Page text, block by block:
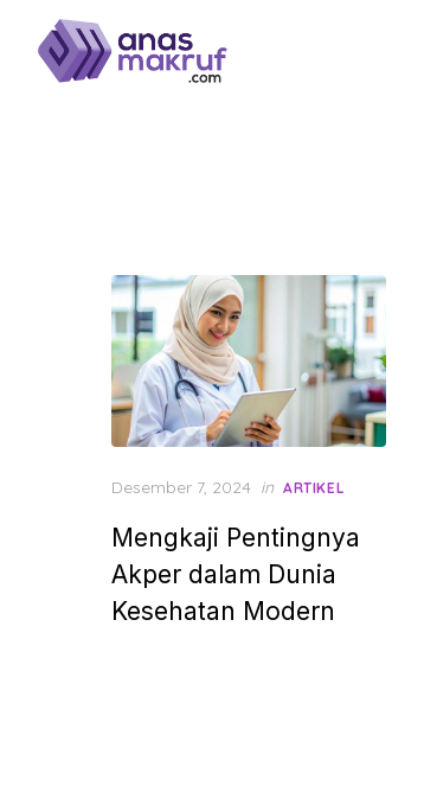
Posted
Desember 7, 2024 in ARTIKEL
Mengkaji Pentingnya
Akper dalam Dunia
Kesehatan Modern